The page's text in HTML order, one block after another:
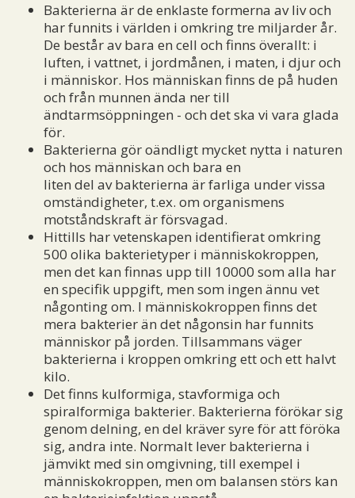
Bakterierna är de enklaste formerna av liv och
har funnits i världen i omkring tre miljarder år.
De består av bara en cell och finns överallt: i
luften, i vattnet, i jordmånen, i maten, i djur och
i människor. Hos människan finns de på huden
och från munnen ända ner till
ändtarmsöppningen - och det ska vi vara glada
för.
Bakterierna gör oändligt mycket nytta i naturen
och hos människan och bara en
liten del av bakterierna är farliga under vissa
omständigheter, t.ex. om organismens
motståndskraft är försvagad.
Hittills har vetenskapen identifierat omkring
500 olika bakterietyper i människokroppen,
men det kan finnas upp till 10000 som alla har
en specifik uppgift, men som ingen ännu vet
någonting om. I människokroppen finns det
mera bakterier än det någonsin har funnits
människor på jorden. Tillsammans väger
bakterierna i kroppen omkring ett och ett halvt
kilo.
Det finns kulformiga, stavformiga och
spiralformiga bakterier. Bakterierna förökar sig
genom delning, en del kräver syre för att föröka
sig, andra inte. Normalt lever bakterierna i
jämvikt med sin omgivning, till exempel i
människokroppen, men om balansen störs kan